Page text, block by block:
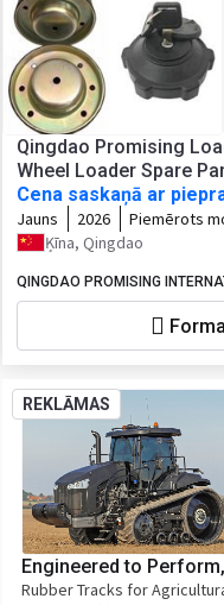
Qingdao Promising
Wheel Loader Spare
Cena saskaņā ar
Jauns 2026 Piemērots
Loader,
HERACLES
Loader,
Wheel
FLAND
ALT Wheel
Ķīna, Qingdao
QINGDAO PROMISING
REKLĀMAS
Engineered to
Rubber Tracks for